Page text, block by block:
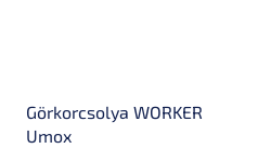
Görkorcsolya WORKER
Umox